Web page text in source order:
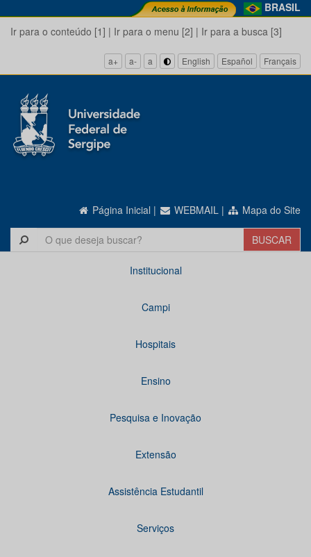
BRASIL
Ir para o conteúdo [1] | Ir para o menu [2] | Ir para a busca [3]
a+ a- a English Español Français
Página Inicial | WEBMAIL | Mapa do Site
Institucional
Campi
Hospitais
Ensino
Pesquisa e Inovação
Extensão
Assistência Estudantil
Serviços